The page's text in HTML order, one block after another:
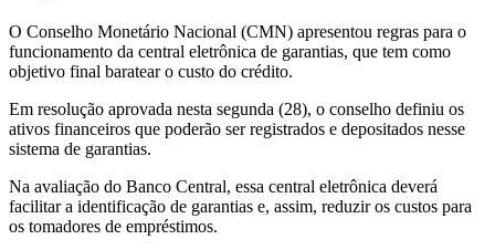
O Conselho Monetário Nacional (CMN) apresentou regras para o
funcionamento da central eletrônica de garantias, que tem como
objetivo final baratear o custo do crédito.
Em resolução aprovada nesta segunda (28), o conselho definiu os
ativos financeiros que poderão ser registrados e depositados nesse
sistema de garantias.
Na avaliação do Banco Central, essa central eletrônica deverá
facilitar a identificação de garantias e, assim, reduzir os custos para
os tomadores de empréstimos.